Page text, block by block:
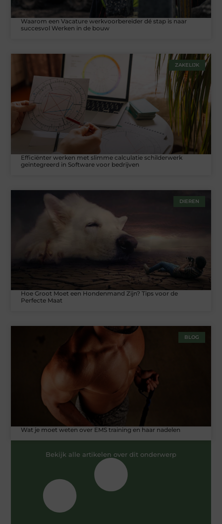
Waarom een Vacature werkvoorbereider dé stap is naar
succesvol Werken in de bouw
ZAKELIJK
Efficiënter werken met slimme calculatie schilderwerk
geïntegreerd in Software voor bedrijven
DIEREN
Hoe Groot Moet een Hondenmand Zijn? Tips voor de
Perfecte Maat
BLOG
Wat je moet weten over EMS training en haar nadelen
Bekijk alle artikelen over dit onderwerp